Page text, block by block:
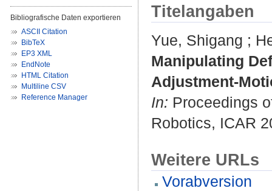
Bibliografische Daten exportieren
ASCII Citation
BibTeX
EP3 XML
EndNote
HTML Citation
Multiline CSV
Reference Manager
Titelangaben
Yue, Shigang ;
Manipulating
Adjustment-
In: Proceedings
Robotics, ICAR
Weitere URLs
Vorabversion